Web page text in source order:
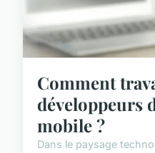
Comment
développeurs
mobile ?
Dans le paysage